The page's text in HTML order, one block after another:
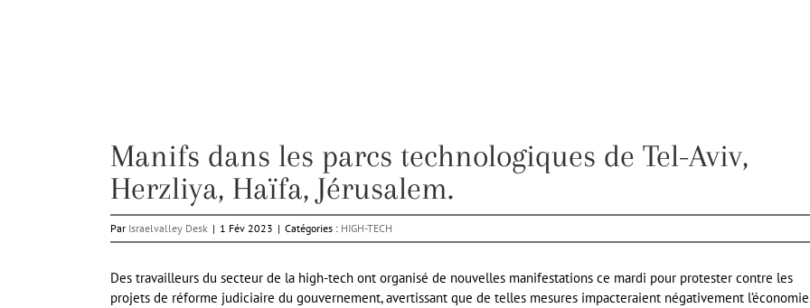
Manifs dans les parcs technologiques de Tel-Aviv,
Herzliya, Haïfa, Jérusalem.
Par Israelvalley Desk | 1 Fév 2023 | Catégories : HIGH-TECH
Des travailleurs du secteur de la high-tech ont organisé de nouvelles manifestations ce mardi pour protester contre les
projets de réforme judiciaire du gouvernement, avertissant que de telles mesures impacteraient négativement l’économie.